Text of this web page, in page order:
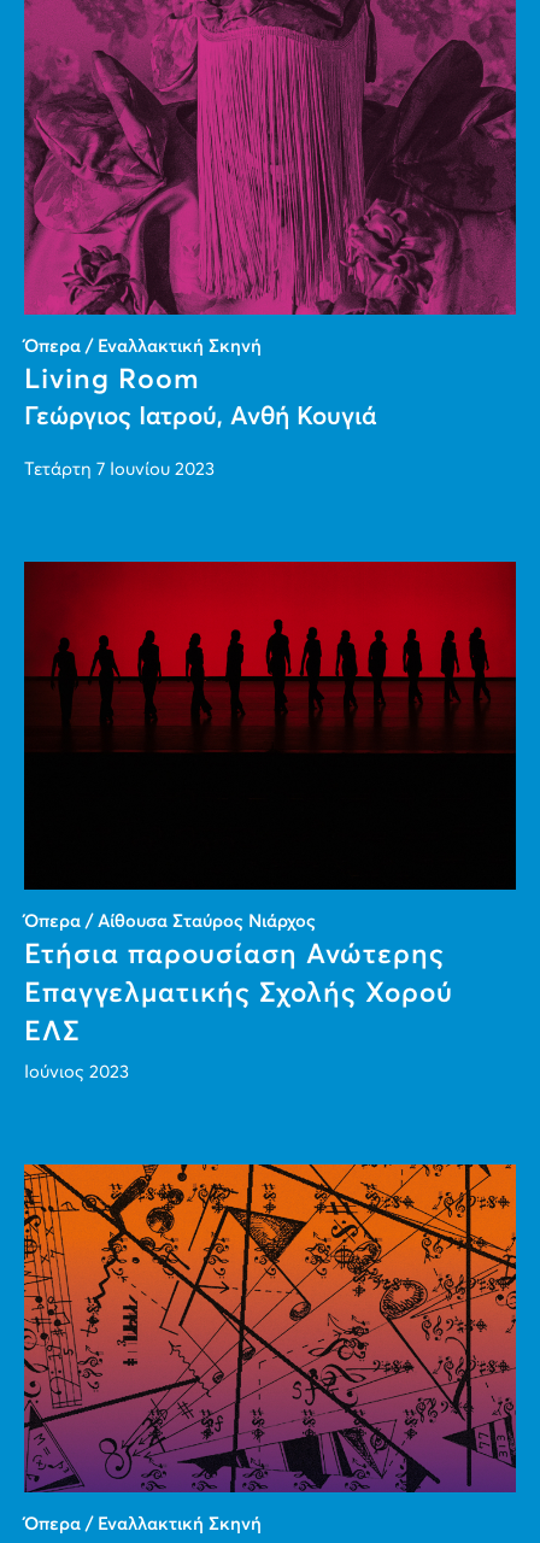
Όπερα / Εναλλακτική Σκηνή
Living Room
Γεώργιος Ιατρού, Ανθή Κουγιά
Τετάρτη 7 Ιουνίου 2023
Όπερα / Αίθουσα Σταύρος Νιάρχος
Ετήσια παρουσίαση Ανώτερης
Επαγγελματικής Σχολής Χορού
ΕΛΣ
Ιούνιος 2023
Όπερα / Εναλλακτική Σκηνή